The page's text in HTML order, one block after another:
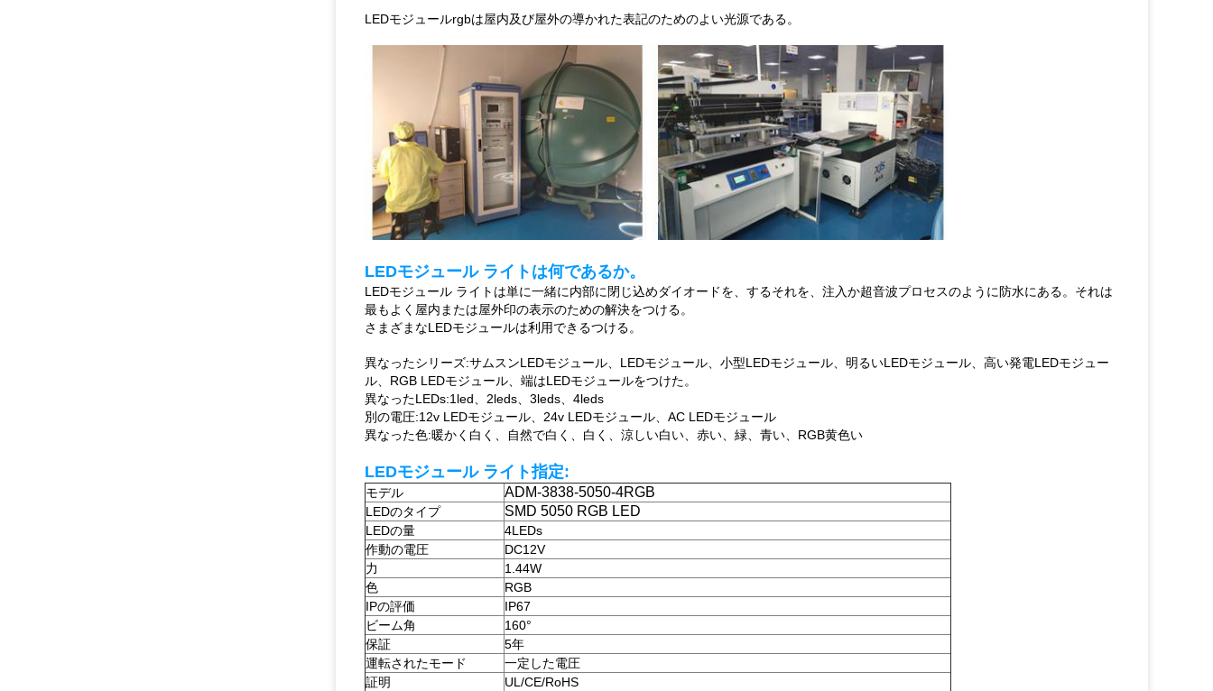
LEDモジュールrgbは屋内及び屋外の導かれた表記のためのよい光源である。
LEDモジュール ライトは何であるか。
LEDモジュール ライトは単に一緒に内部に閉じ込めダイオードを、するそれを、注入か超音波プロセスのように防水にある。それは
最もよく屋内または屋外印の表示のための解決をつける。
さまざまなLEDモジュールは利用できるつける。
異なったシリーズ:サムスンLEDモジュール、LEDモジュール、小型LEDモジュール、明るいLEDモジュール、高い発電LEDモジュー
ル、RGB LEDモジュール、端はLEDモジュールをつけた。
異なったLEDs:1led、2leds、3leds、4leds
別の電圧:12v LEDモジュール、24v LEDモジュール、AC LEDモジュール
異なった色:暖かく白く、自然で白く、白く、涼しい白い、赤い、緑、青い、RGB黄色い
LEDモジュール ライト指定:
モデル ADM-3838-5050-4RGB
LEDのタイプ SMD 5050 RGB LED
LEDの量
4LEDs
作動の電圧
DC12V
力
1.44W
色
RGB
IPの評価
IP67
ビーム角
160°
保証
5年
運転されたモード
一定した電圧
証明
UL/CE/RoHS